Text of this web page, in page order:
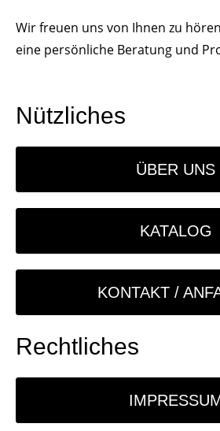
Wir freuen uns von Ihnen zu
eine persönliche Beratung und
Nützliches
ÜBER UNS
KATALOG
KONTAKT /
Rechtliches